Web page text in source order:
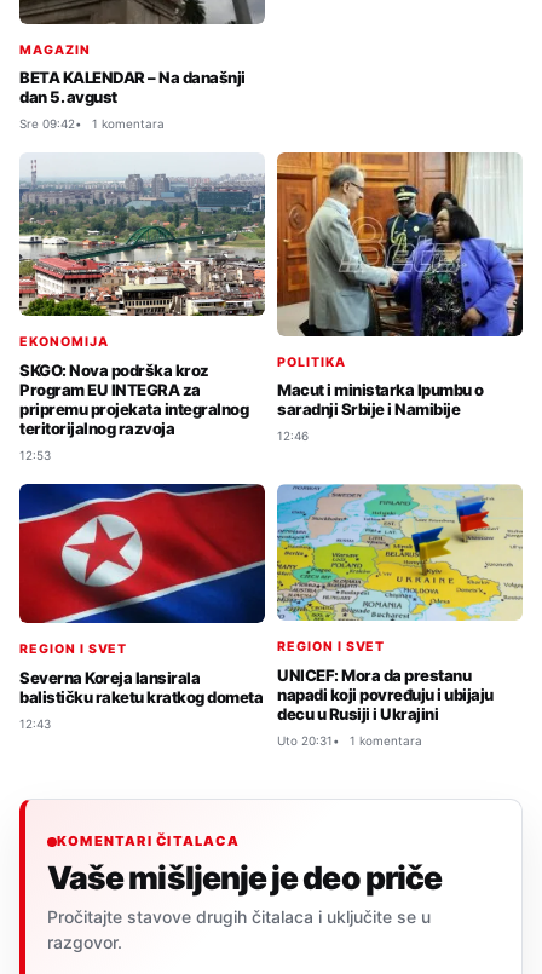
MAGAZIN
BETA KALENDAR – Na današnji
dan 5. avgust
Sre 09:42 1 komentara
EKONOMIJA
SKGO: Nova podrška kroz
Program EU INTEGRA za
pripremu projekata integralnog
teritorijalnog razvoja
12:53
POLITIKA
Macut i ministarka Ipumbu o
saradnji Srbije i Namibije
12:46
REGION I SVET
Severna Koreja lansirala
balističku raketu kratkog dometa
12:43
REGION I SVET
UNICEF: Mora da prestanu
napadi koji povređuju i ubijaju
decu u Rusiji i Ukrajini
Uto 20:31 1 komentara
KOMENTARI ČITALACA
Vaše mišljenje je deo priče
Pročitajte stavove drugih čitalaca i uključite se u
razgovor.